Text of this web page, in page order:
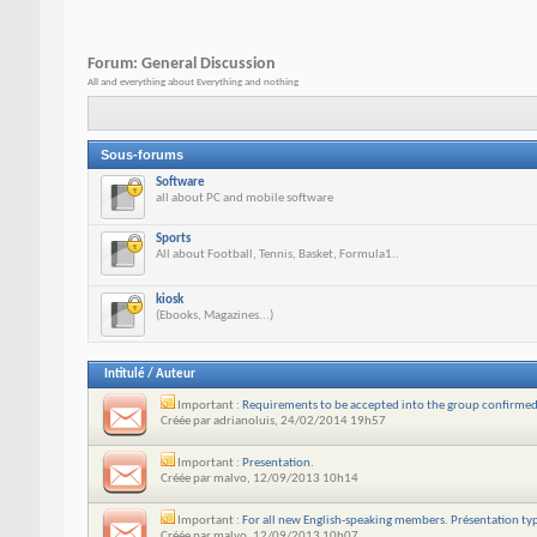
Forum: General Discussion
All and everything about Everything and nothing
Sous-forums
Software
all about PC and mobile software
Sports
All about Football, Tennis, Basket, Formula1..
kiosk
(Ebooks, Magazines...)
Intitulé/ Auteur
Important : Requirements to be accepted into the group confirmed
Créée paradrianoluis, 24/02/2014 19h57
Important : Presentation.
Créée parmalvo, 12/09/2013 10h14
Important : For all new English-speaking members. Présentation